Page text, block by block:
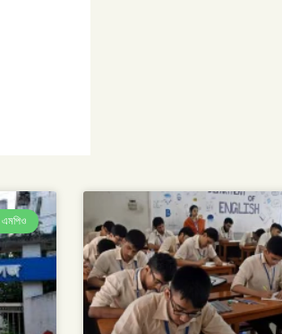
এমপিও